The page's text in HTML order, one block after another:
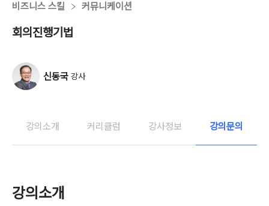
비즈니스 스킬 커뮤니케이션
회의진행기법
신동국 강사
강의소개 커리큘럼 강사정보 강의문의
강의소개